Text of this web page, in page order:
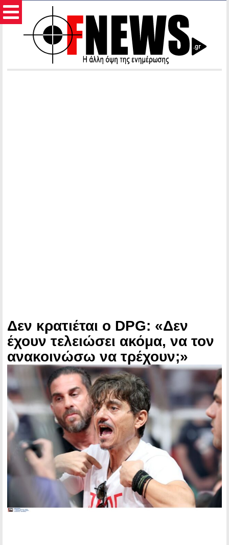
Δεν κρατιέται ο DPG: «Δεν
έχουν τελειώσει ακόμα, να τον
ανακοινώσω να τρέχουν;»